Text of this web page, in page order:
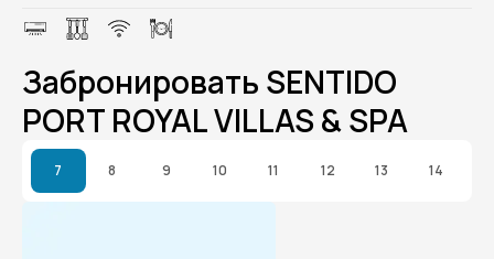
Забронировать SENTIDO
PORT ROYAL VILLAS & SPA
7 8 9 10 11 12 13 14